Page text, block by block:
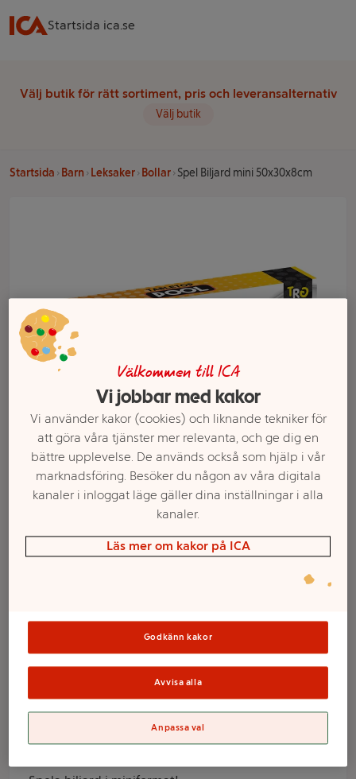
Startsida ica.se
Välj butik för rätt sortiment, pris och leveransalternativ
Välj butik
Startsida Barn Leksaker Bollar Spel Biljard mini 50x30x8cm
Spel Biljard mini
50x30x8cm
Välj butik och handla
Välkommen till ICA
Vi jobbar med kakor
Vi använder kakor (cookies) och liknande tekniker för
att göra våra tjänster mer relevanta, och ge dig en
bättre upplevelse. De används också som hjälp i vår
marknadsföring. Besöker du någon av våra digitala
kanaler i inloggat läge gäller dina inställningar i alla
kanaler.
Läs mer om kakor på ICA
Godkänn kakor
Avvisa alla
Anpassa val